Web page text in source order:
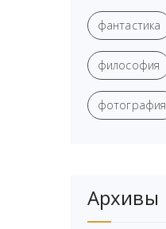
фантастика
философия
фотография
Архивы